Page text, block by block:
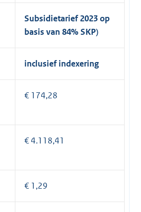
Subsidietarief 2023 op
basis van 84% SKP)
inclusief indexering
€ 174,28
€ 4.118,41
€ 1,29